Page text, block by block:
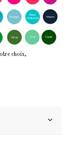
choix,